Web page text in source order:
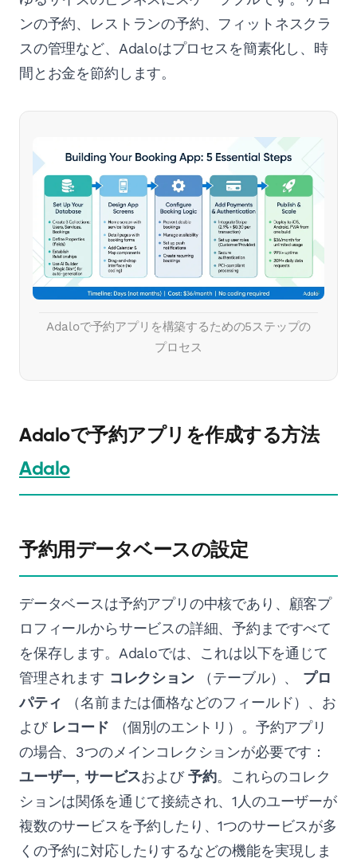
ンの予約、レストランの予約、フィットネスクラ
スの管理など、Adaloはプロセスを簡素化し、時
間とお金を節約します。
Adaloで予約アプリを構築するための5ステップの
プロセス
Adaloで予約アプリを作成する方法
Adalo
予約用データベースの設定
データベースは予約アプリの中核であり、顧客プ
ロフィールからサービスの詳細、予約まですべて
を保存します。Adaloでは、これは以下を通じて
管理されます コレクション（テーブル）、 プロ
パティ （名前または価格などのフィールド）、お
よび レコード （個別のエントリ）。予約アプリ
の場合、3つのメインコレクションが必要です：
ユーザー, サービスおよび予約。これらのコレク
ションは関係を通じて接続され、1人のユーザーが
複数のサービスを予約したり、1つのサービスが多
くの予約に対応したりするなどの機能を実現しま